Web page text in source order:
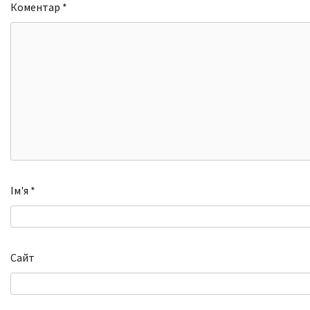
Коментар *
Ім'я *
Сайт